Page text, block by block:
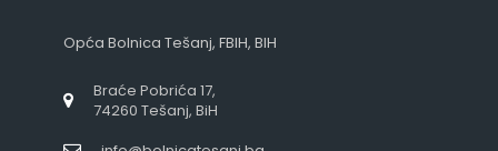
Opća Bolnica Tešanj, FBIH, BIH
Braće Pobrića 17,
74260 Tešanj, BiH